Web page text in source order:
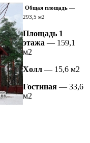
Общая площадь —
293,5 м2
Площадь 1
этажа — 159,1
м2
Холл — 15,6 м2
Гостиная — 33,6
м2